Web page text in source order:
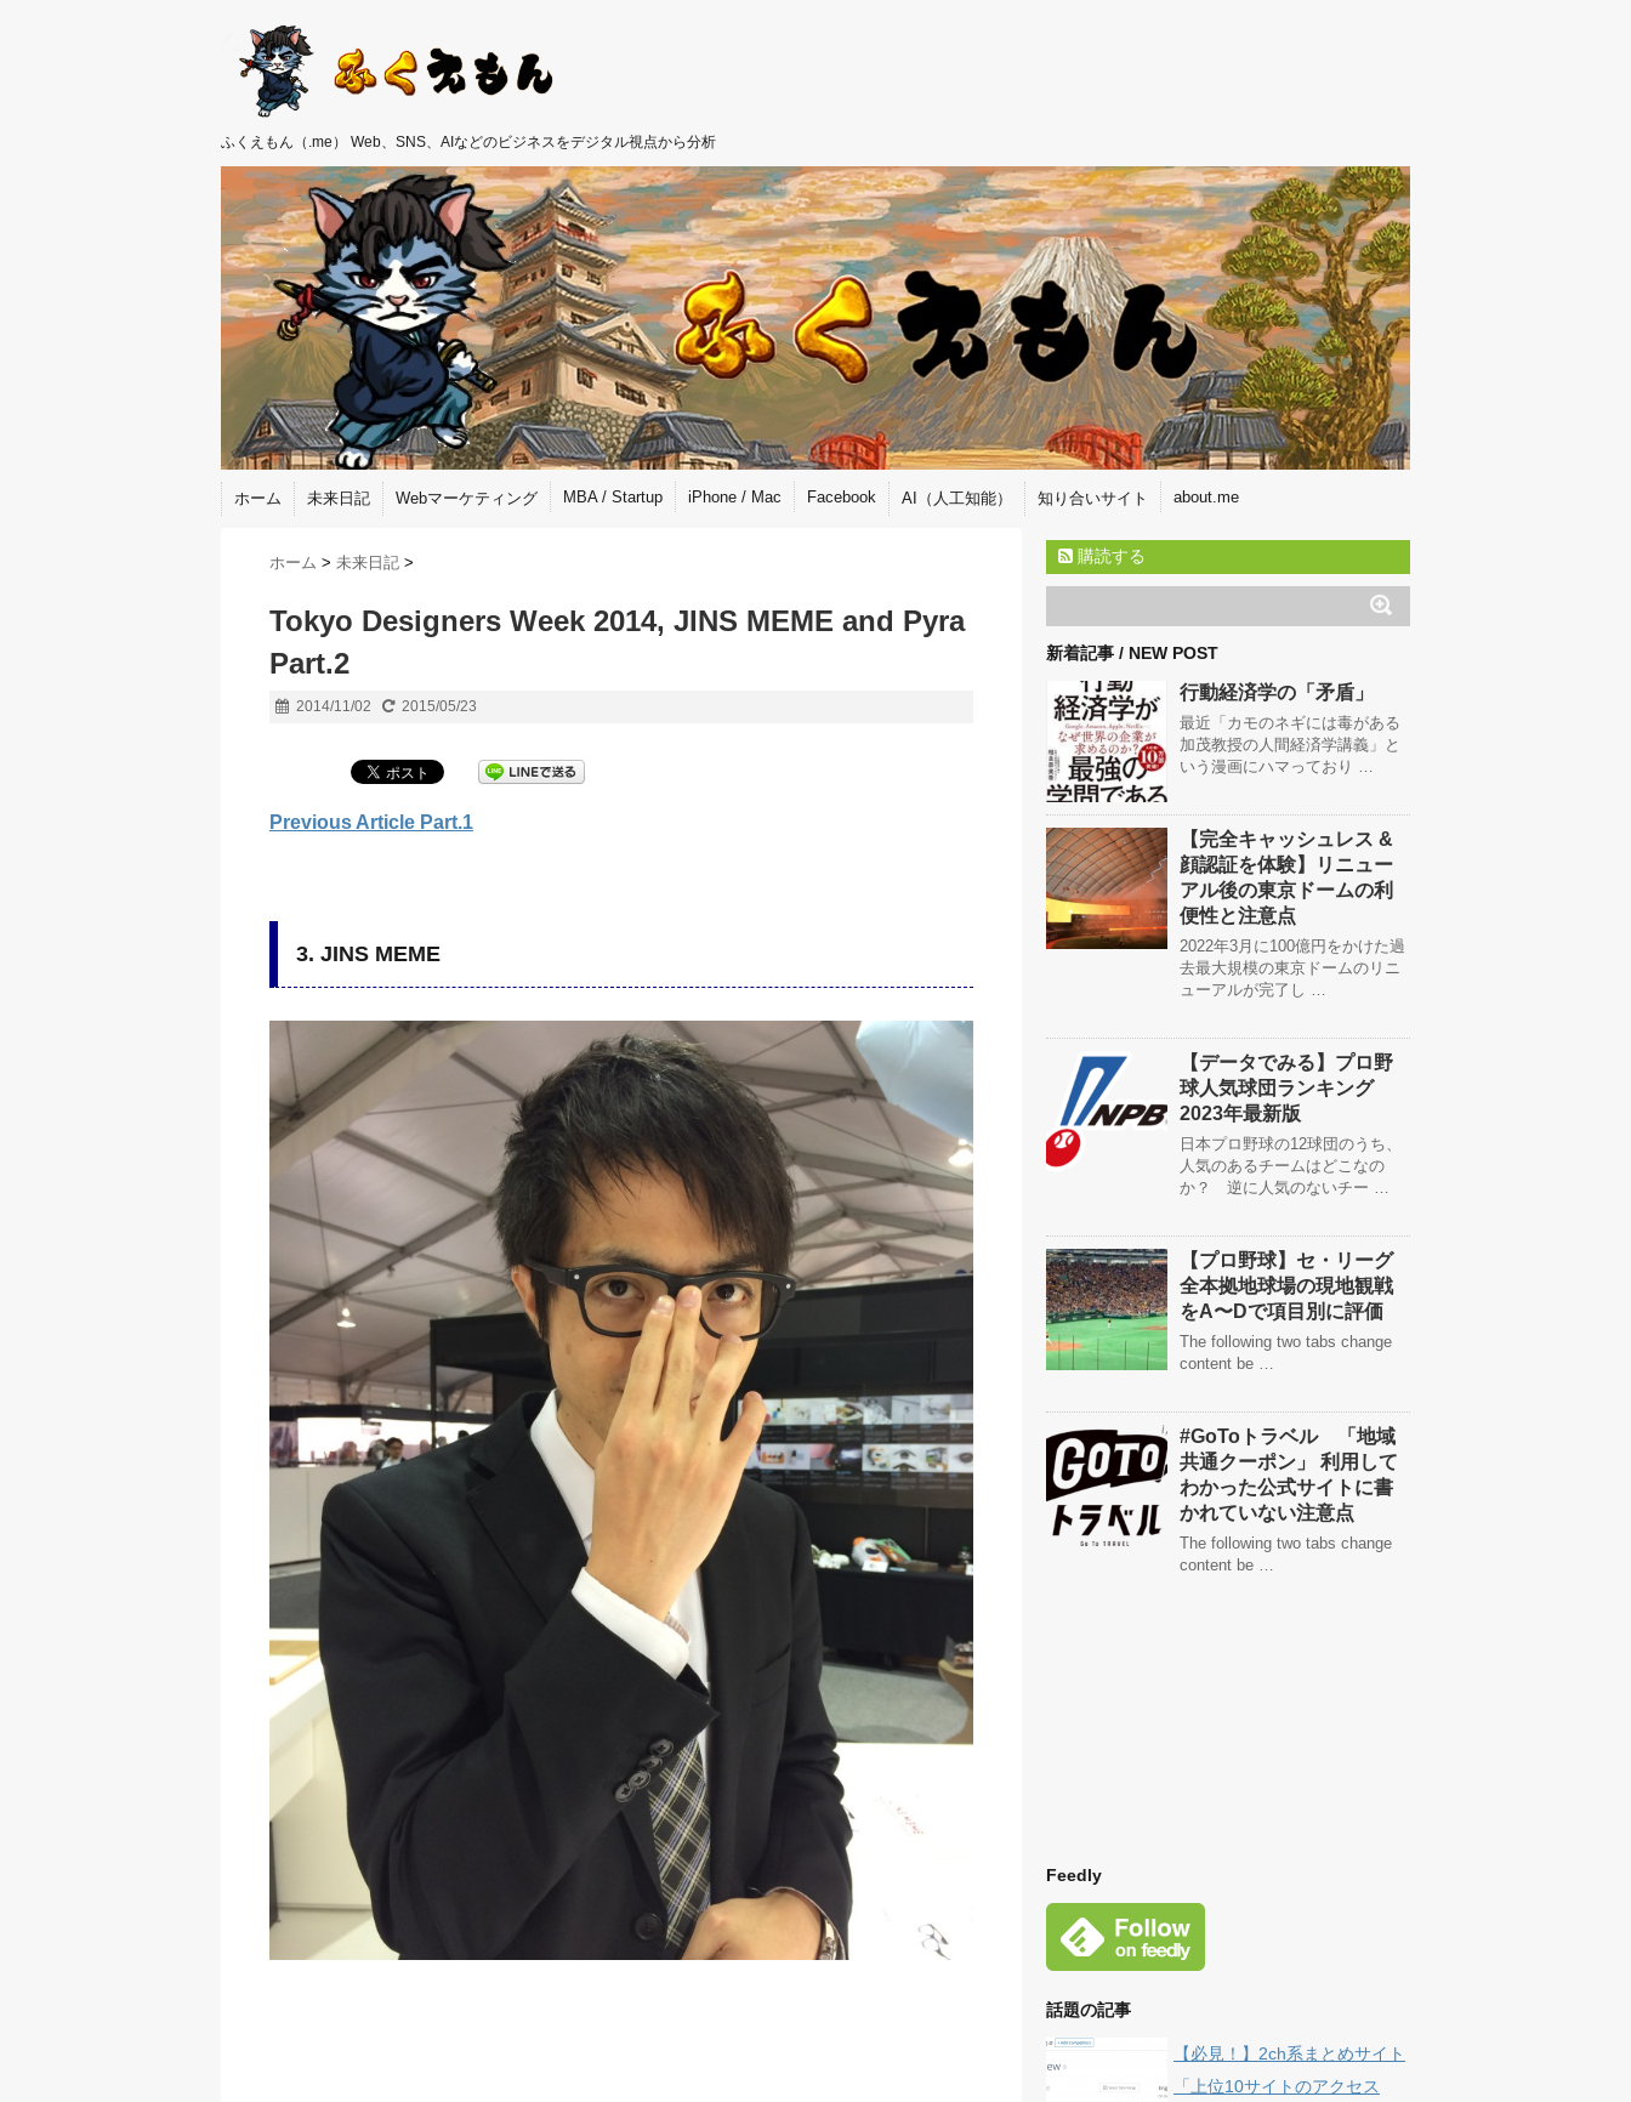
ふくえもん（.me） Web、SNS、AIなどのビジネスをデジタル視点から分析
ホーム 未来日記 Webマーケティング MBA / Startup iPhone / Mac Facebook AI（人工知能） 知り合いサイト about.me
ホーム > 未来日記 >
Tokyo Designers Week 2014, JINS MEME and Pyra
Part.2
2014/11/02 2015/05/23
Previous Article Part.1
3. JINS MEME
購読する
新着記事 / NEW POST
行動経済学の「矛盾」
最近「カモのネギには毒がある
加茂教授の人間経済学講義」と
いう漫画にハマっており …
【完全キャッシュレス &
顔認証を体験】リニュー
アル後の東京ドームの利
便性と注意点
2022年3月に100億円をかけた過
去最大規模の東京ドームのリニ
ューアルが完了し …
【データでみる】プロ野
球人気球団ランキング
2023年最新版
日本プロ野球の12球団のうち、
人気のあるチームはどこなの
か？ 逆に人気のないチー …
【プロ野球】セ・リーグ
全本拠地球場の現地観戦
をA〜Dで項目別に評価
The following two tabs change
content be …
#GoToトラベル 「地域
共通クーポン」 利用して
わかった公式サイトに書
かれていない注意点
The following two tabs change
content be …
Feedly
話題の記事
【必見！】2ch系まとめサイト
「上位10サイトのアクセス